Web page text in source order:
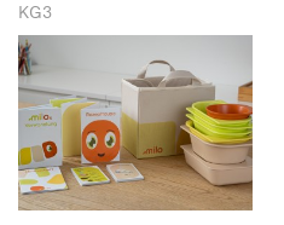
KG3